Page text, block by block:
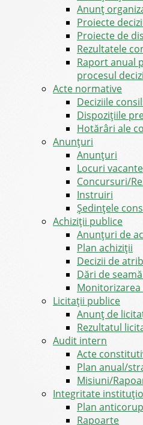
Anunț
Proiecte
Proiecte de
Rezultatele
Raport anual
procesul
Acte normative
Deciziile
Dispozițiile
Hotărâri ale
Anunţuri
Anunţuri
Locuri vacante
Concursuri/
Instruiri
Şedinţele
Achiziții publice
Anunțuri de
Plan achiziții
Decizii de
Dări de
Licitații publice
Anunț de
Rezultatul
Audit intern
Acte
Plan anual/
Misiuni/
Integritate
Plan
Rapoarte